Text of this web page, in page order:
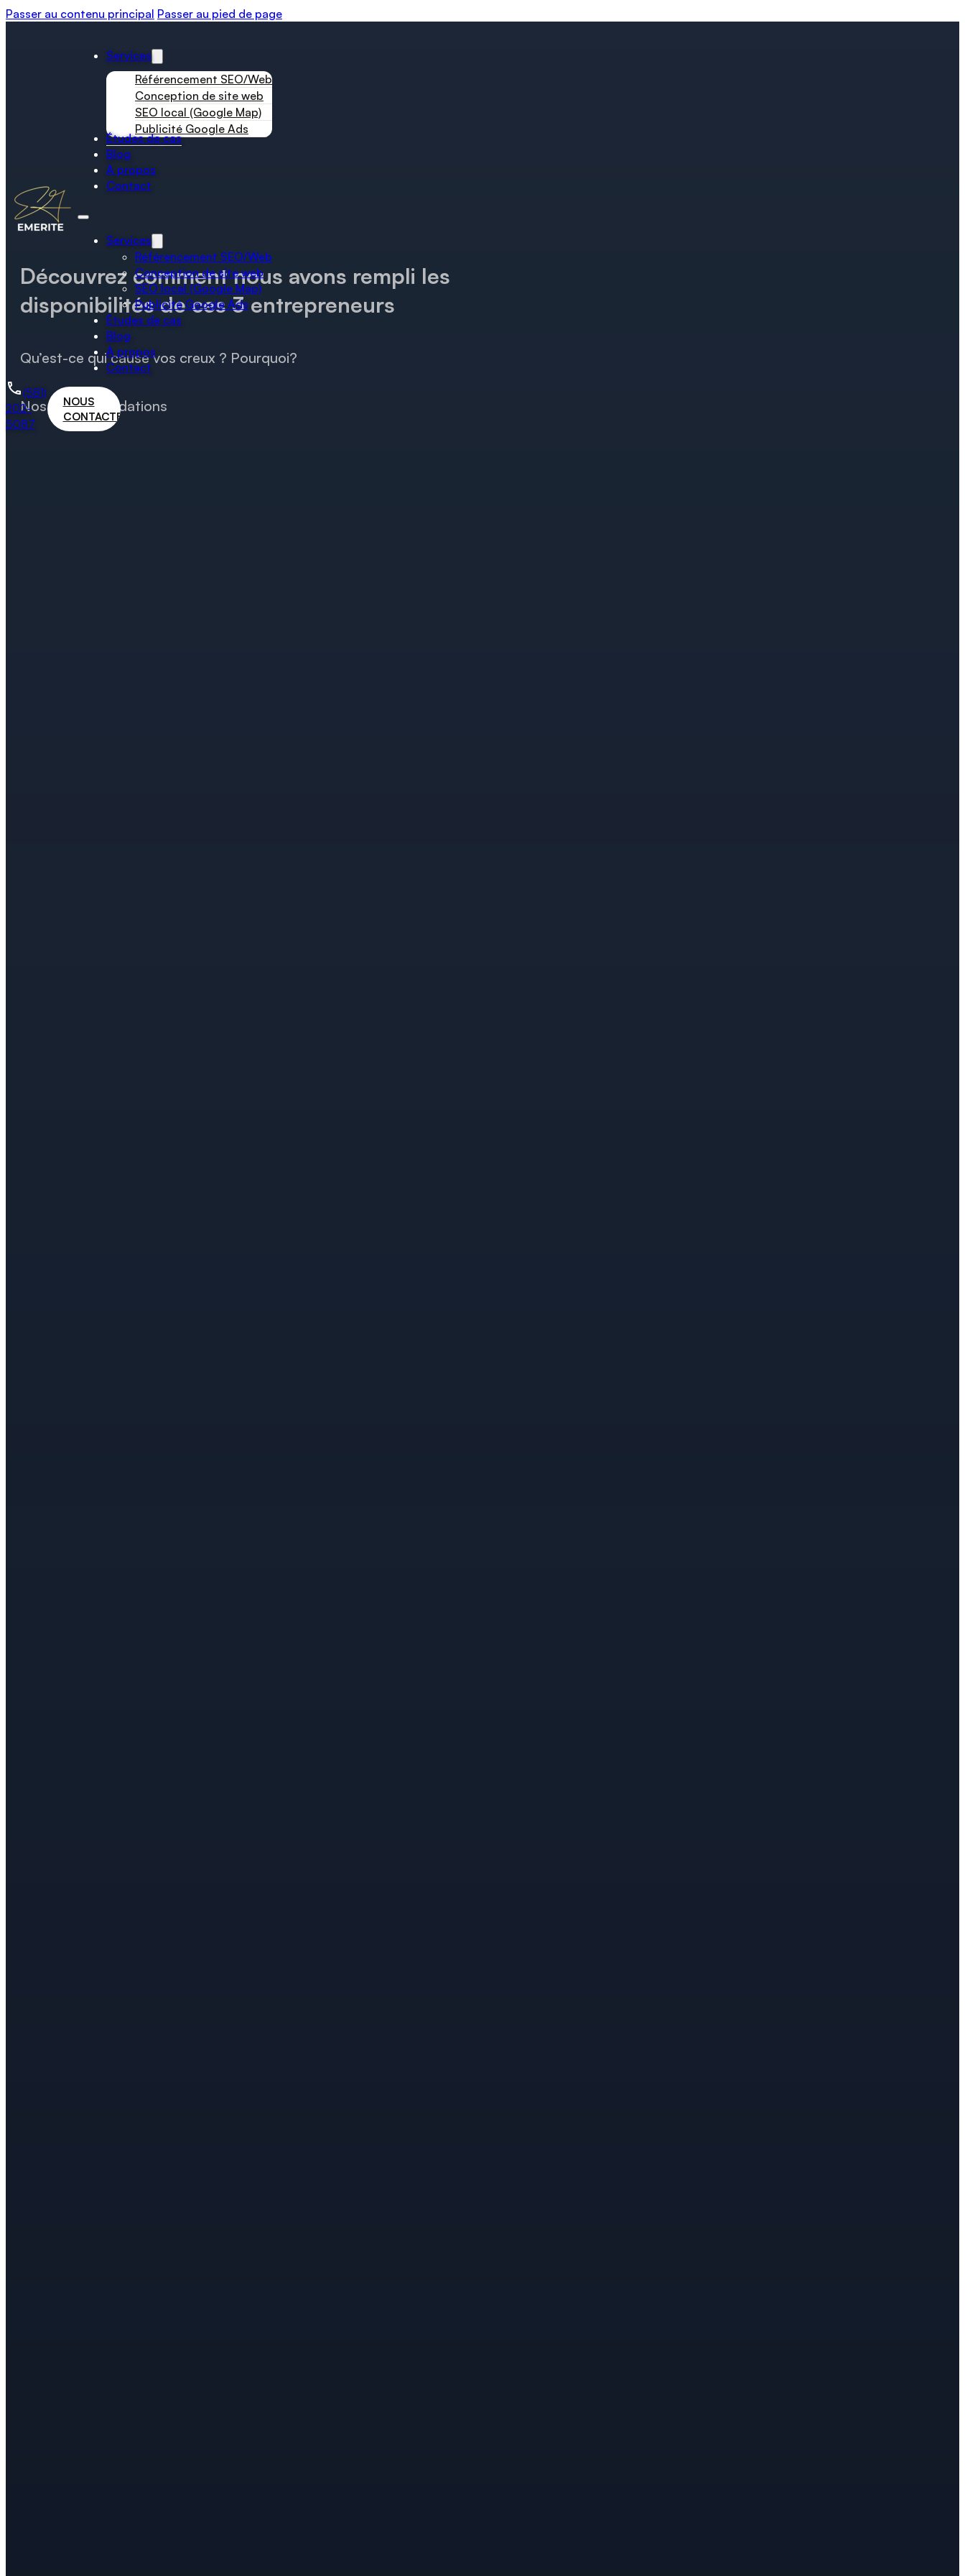
Passer au contenu principal Passer au pied de page
Services
Référencement SEO/Web
Conception de site web
SEO local (Google Map)
Publicité Google Ads
Études de cas
Blog
À propos
Contact
Services
Référencement SEO/Web
Conception de site web
SEO local (Google Map)
Publicité Google Ads
Études de cas
Blog
À propos
Contact
(581)
202-
5087
NOUS
CONTACTER
Découvrez comment nous avons rempli les
disponibilités de ces 3 entrepreneurs
Qu’est-ce qui cause vos creux ? Pourquoi?
Nos recommendations